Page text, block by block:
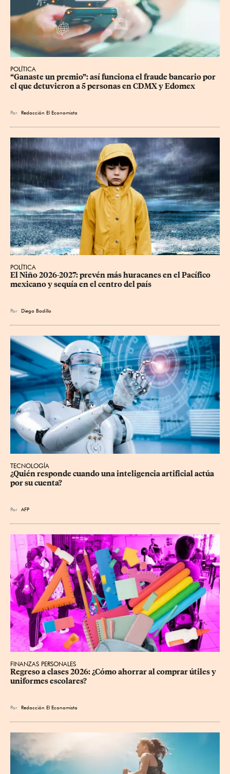
POLÍTICA
“Ganaste un premio”: así funciona el fraude bancario por
el que detuvieron a 5 personas en CDMX y Edomex
Por Redacción El Economista
POLÍTICA
El Niño 2026-2027: prevén más huracanes en el Pacífico
mexicano y sequía en el centro del país
Por Diego Badillo
TECNOLOGÍA
¿Quién responde cuando una inteligencia artificial actúa
por su cuenta?
Por AFP
FINANZAS PERSONALES
Regreso a clases 2026: ¿Cómo ahorrar al comprar útiles y
uniformes escolares?
Por Redacción El Economista